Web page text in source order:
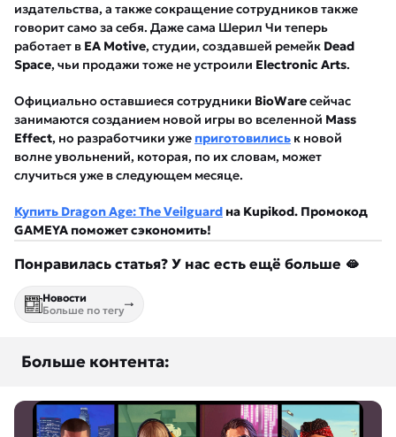
издательства, а также сокращение сотрудников также
говорит само за себя. Даже сама Шерил Чи теперь
работает в EA Motive, студии, создавшей ремейк Dead
Space, чьи продажи тоже не устроили Electronic Arts.
Официально оставшиеся сотрудники BioWareсейчас
занимаются созданием новой игры во вселенной Mass
Effect, но разработчики уже приготовились к новой
волне увольнений, которая, по их словам, может
случиться уже в следующем месяце.
Купить Dragon Age: The Veilguard на Kupikod. Промокод
GAMEYA поможет сэкономить!
Понравилась статья? У нас есть ещё больше 🫦
Новости
Больше по тегу
Больше контента: